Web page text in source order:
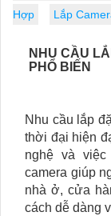
Hợp
Lắp
NHU CẦU
PHỔ BIẾN
Nhu cầu lắp
thời đại hiện
nghệ và
camera giúp
nhà ở, cửa
cách dễ dàng